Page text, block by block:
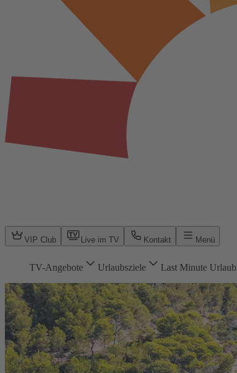
VIP Club Live im TV Kontakt Menü
TV-Angebote Urlaubsziele Last Minute Urlaub